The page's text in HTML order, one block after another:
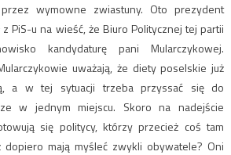
wymowne zwiastuny. Oto prezydent
PiS-u na wieść, że Biuro Politycznej tej partii
kandydaturę pani Mularczykowej.
uważają, że diety poselskie już
a w tej sytuacji trzeba przyssać się do
w jednym miejscu. Skoro na nadejście
się politycy, którzy przecież coś tam
mają myśleć zwykli obywatele? Oni